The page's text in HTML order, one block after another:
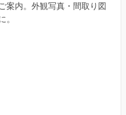
案内。外観写真・間取り図
。